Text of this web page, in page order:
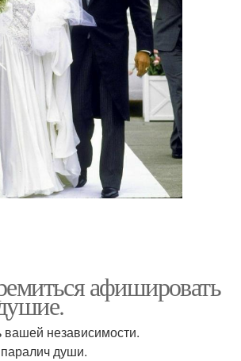
афишировать
вашей независимости.
души.